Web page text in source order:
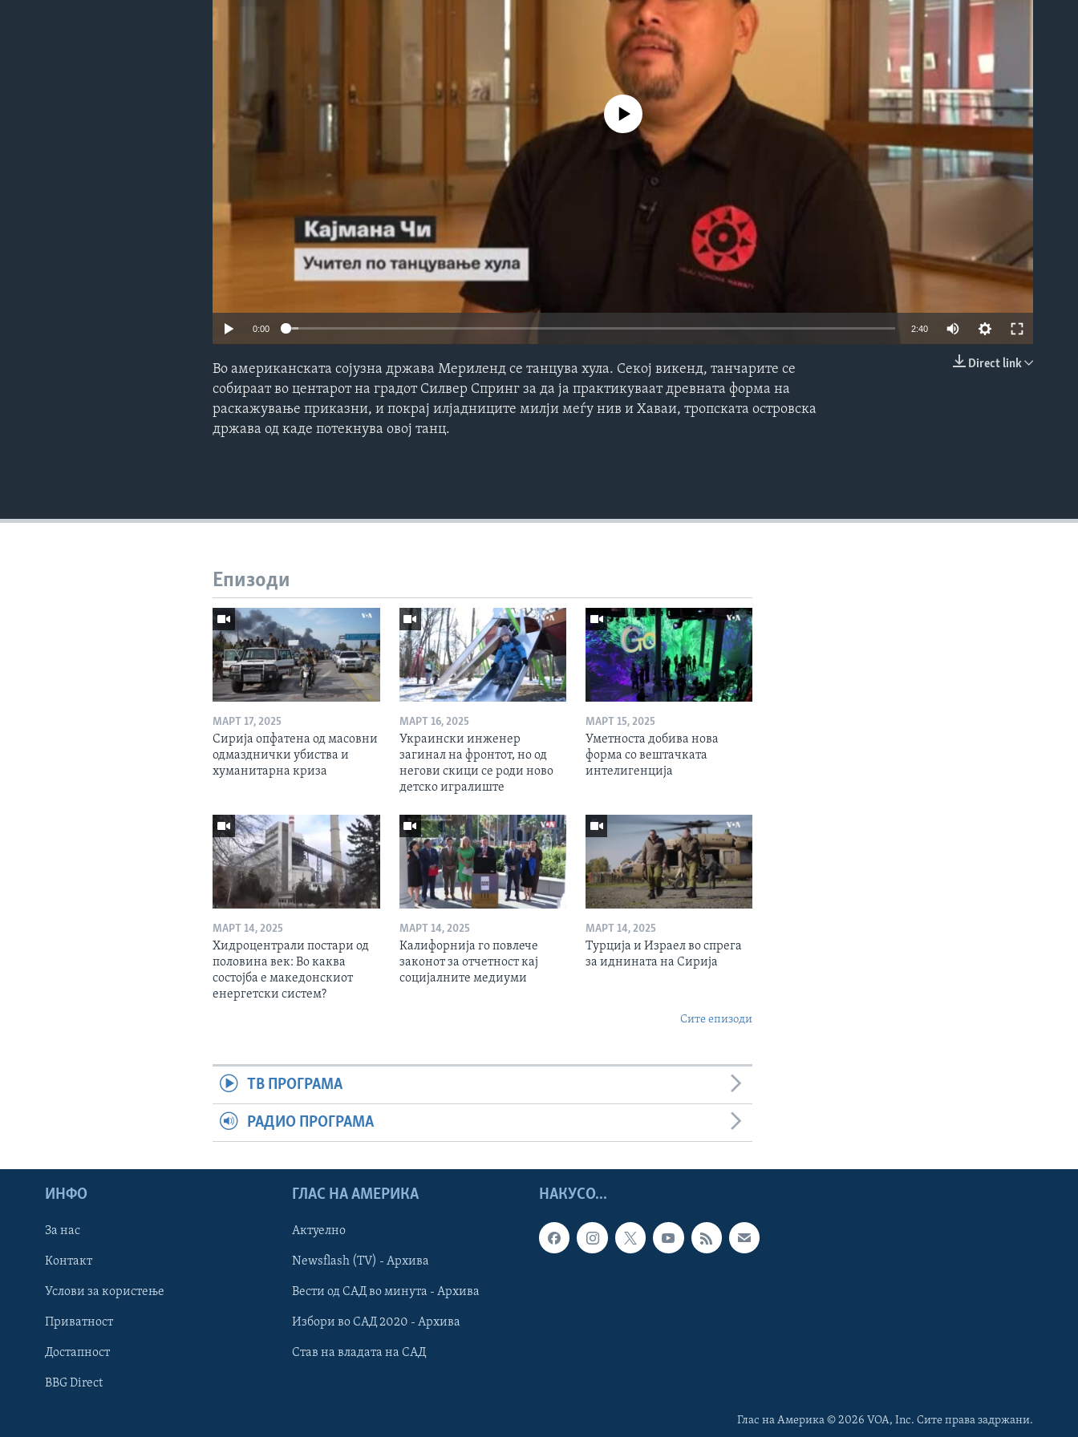
Learning English
НАКУСО...
No media source currently available
0:00 2:40
Direct link
Во американската сојузна држава Мериленд се танцува хула. Секој викенд, танчарите се
собираат во центарот на градот Силвер Спринг за да ја практикуваат древната форма на
раскажување приказни, и покрај илјадниците милји меѓу нив и Хаваи, тропската островска
држава од каде потекнува овој танц.
Епизоди
МАРТ 17, 2025
Сирија опфатена од масовни
одмазднички убиства и
хуманитарна криза
МАРТ 16, 2025
Украински инженер
загинал на фронтот, но од
негови скици се роди ново
детско игралиште
МАРТ 15, 2025
Уметноста добива нова
форма со вештачката
интелигенција
МАРТ 14, 2025
Хидроцентрали постари од
половина век: Во каква
состојба е македонскиот
енергетски систем?
МАРТ 14, 2025
Калифорнија го повлече
законот за отчетност кај
социјалните медиуми
МАРТ 14, 2025
Турција и Израел во спрега
за иднината на Сирија
Сите епизоди
ТВ ПРОГРАМА
РАДИО ПРОГРАМА
НАКУСО...
ИНФО
За нас
Контакт
Услови за користење
Приватност
Достапност
BBG Direct
ГЛАС НА АМЕРИКА
Актуелно
Newsflash (TV) - Архива
Вести од САД во минута - Архива
Избори во САД 2020 - Архива
Став на владата на САД
Глас на Америка © 2026 VOA, Inc. Сите права задржани.